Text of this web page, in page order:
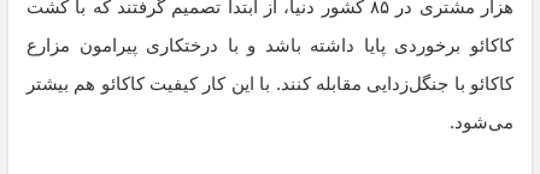
هزار مشتری در ۸۵ کشور دنیا، از ابتدا تصمیم گرفتند که با کشت
کاکائو برخوردی پایا داشته باشد و با درختکاری پیرامون مزارع
کاکائو با جنگل‌زدایی مقابله کنند. با این کار کیفیت کاکائو هم بیشتر
می‌شود.